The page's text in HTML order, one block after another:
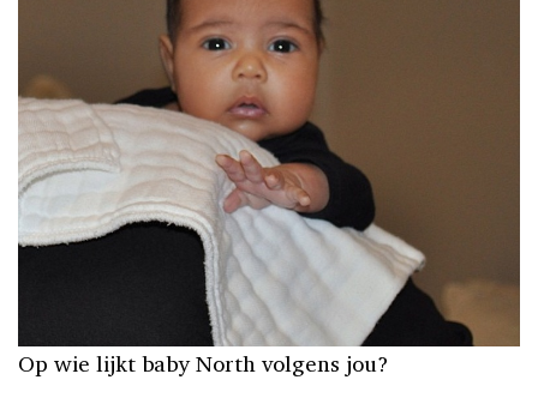
Op wie lijkt baby North volgens jou?